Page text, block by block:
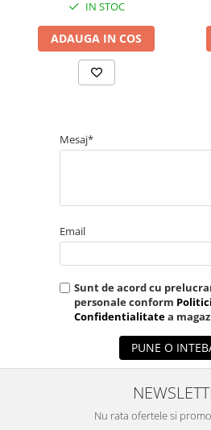
IN STOC
ADAUGA IN COS
Mesaj*
Email
Sunt de acord cu
personale conform
Confidentialitatea
PUNE O
Nu rata ofertele si